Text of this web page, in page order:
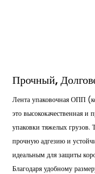
Прочный,
Лента упаковочная ОПП
это высококачественная и
упаковки тяжелых
прочную адгезию и
идеальным для защиты
Благодаря удобному